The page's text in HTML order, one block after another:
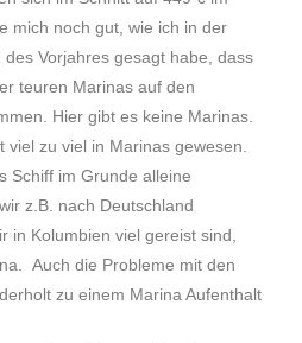
mich noch gut, wie ich in der
Vorjahres gesagt habe, dass
teuren Marinas auf den
Hier gibt es keine Marinas.
zu viel in Marinas gewesen.
Schiff im Grunde alleine
z.B. nach Deutschland
in Kolumbien viel gereist sind,
Auch die Probleme mit den
zu einem Marina Aufenthalt